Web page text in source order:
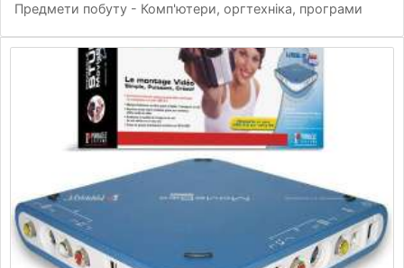
Предмети побуту - Комп'ютери, оргтехніка, програми